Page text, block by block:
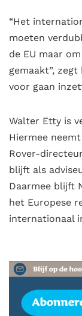
“Het
moeten
de EU maar
gemaakt”,
voor gaan
Walter Etty is
Hiermee
Rover-
blijft als
Daarmee blijft
het Europese
internationaal